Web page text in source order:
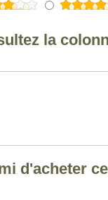
la
d'acheter